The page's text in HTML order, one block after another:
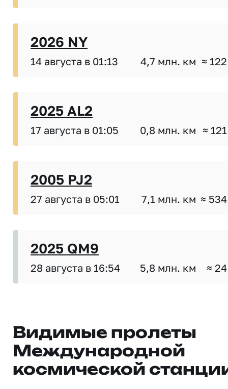
2026 NY
14 августа в 01:13 4,7 млн. км ≈
2025 AL2
17 августа в 01:05 0,8 млн. км ≈
2005 PJ2
27 августа в 05:01 7,1 млн. км ≈
2025 QM9
28 августа в 16:54 5,8 млн. км ≈
Видимые пролеты
Международной
космической